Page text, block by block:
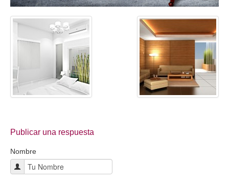
Proyecto Albolafia
Smart Service
Direct Project
Certificación
Publicar una respuesta
Nombre